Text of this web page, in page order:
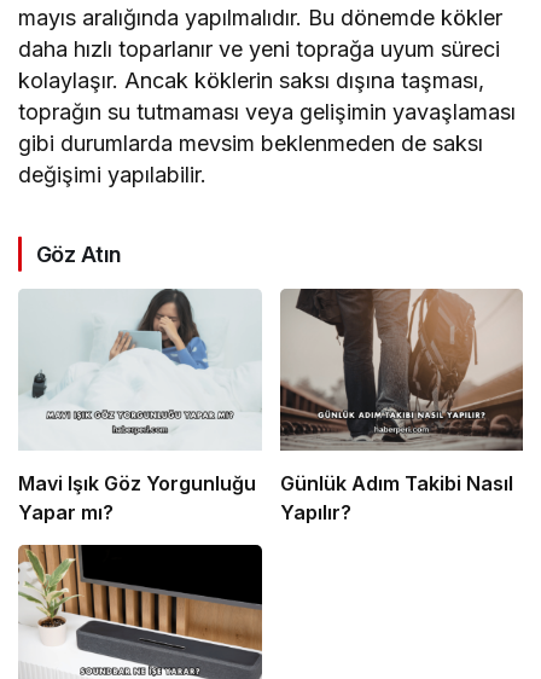
mayıs aralığında yapılmalıdır. Bu dönemde kökler
daha hızlı toparlanır ve yeni toprağa uyum süreci
kolaylaşır. Ancak köklerin saksı dışına taşması,
toprağın su tutmaması veya gelişimin yavaşlaması
gibi durumlarda mevsim beklenmeden de saksı
değişimi yapılabilir.
Göz Atın
Mavi Işık Göz Yorgunluğu
Yapar mı?
Günlük Adım Takibi Nasıl
Yapılır?